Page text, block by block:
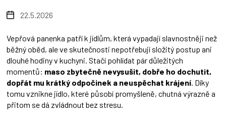
22.5.2026
Vepřová panenka patří k jídlům, která vypadají slavnostněji než
běžný oběd, ale ve skutečnosti nepotřebují složitý postup ani
dlouhé hodiny v kuchyni. Stačí pohlídat pár důležitých
momentů: maso zbytečně nevysušit, dobře ho dochutit,
dopřát mu krátký odpočinek a neuspěchat krájení. Díky
tomu vznikne jídlo, které působí promyšleně, chutná výrazně a
přitom se dá zvládnout bez stresu.